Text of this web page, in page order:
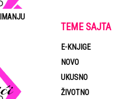
TEME SAJTA
E-KNJIGE
NOVO
UKUSNO
ŽIVOTNO